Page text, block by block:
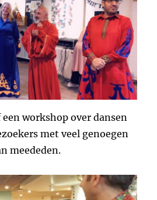
een workshop over dansen
met veel genoegen
meededen.